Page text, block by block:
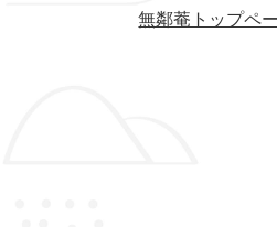
無鄰菴トップペ